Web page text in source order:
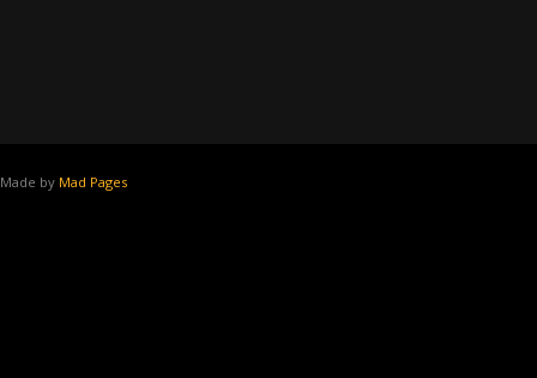
Made by Mad Pages